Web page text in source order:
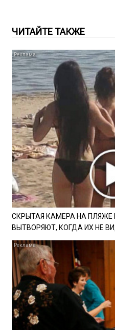
ЧИТАЙТЕ ТАКЖЕ
СКРЫТАЯ КАМЕРА НА
ВЫТВОРЯЮТ, КОГДА ИХ НЕ